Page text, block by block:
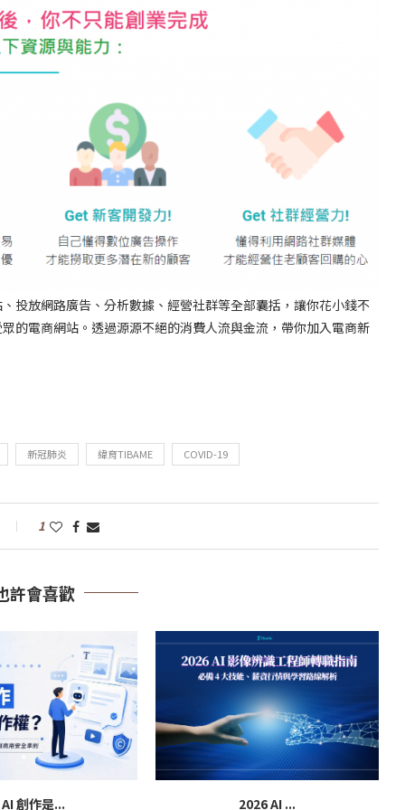
放網路廣告、分析數據、經營社群等全部囊括，讓你花小錢不
的電商網站。透過源源不絕的消費人流與金流，帶你加入電商新
新冠肺炎 緯育TIBAME COVID-19
1
許會喜歡
創作是... 2026 AI ...